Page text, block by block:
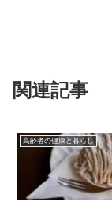
関連記事
高齢者の健康と暮らし